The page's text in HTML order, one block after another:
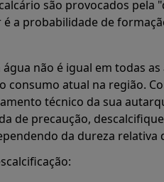
são provocados pela
a probabilidade de
água não é igual em todas
consumo atual na região.
técnico da sua
de precaução,
da dureza relativa